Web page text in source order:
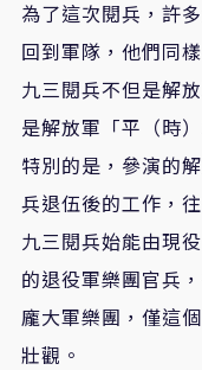
為了這次閱兵，許
回到軍隊，他們同
九三閱兵不但是解
是解放軍「平（時
特別的是，參演的
兵退伍後的工作，
九三閱兵始能由現
的退役軍樂團官兵
龐大軍樂團，僅這
壯觀。